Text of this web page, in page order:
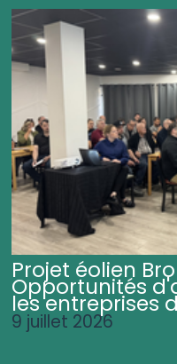
Projet éolien
Opportunités
les entreprises
9 juillet 2026